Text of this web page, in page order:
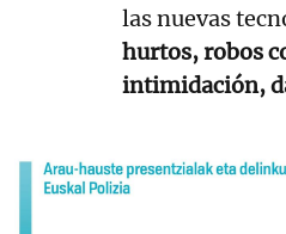
las nuevas
hurtos, robos
intimidación,